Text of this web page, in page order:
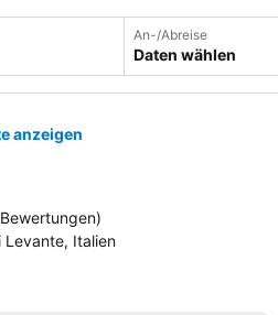
An-/Abreise
Daten wählen
anzeigen
)
Levante, Italien